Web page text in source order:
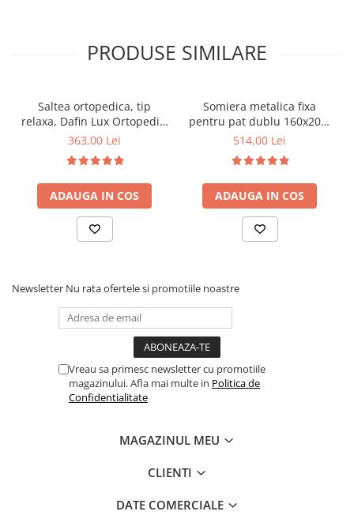
PRODUSE SIMILARE
Saltea ortopedica, tip
relaxa, Dafin Lux Ortopedic,
90x200x21cm, fermitate
tip Bonell, fata vara-iarna,
sistem de aerisire cu
butoni, Salt Confort
363,00 Lei
ADAUGA IN COS
Somiera metalica fixa
pentru pat dublu 160x200,
6 picioare, 32 lamele lemn
saltea ferm, negru
514,00 Lei
ADAUGA IN COS
Newsletter Nu rata ofertele si promotiile noastre
Vreau sa primesc newsletter cu promotiile
magazinului. Afla mai multe in Politica de
Confidentialitate
MAGAZINUL MEU
CLIENTI
DATE COMERCIALE